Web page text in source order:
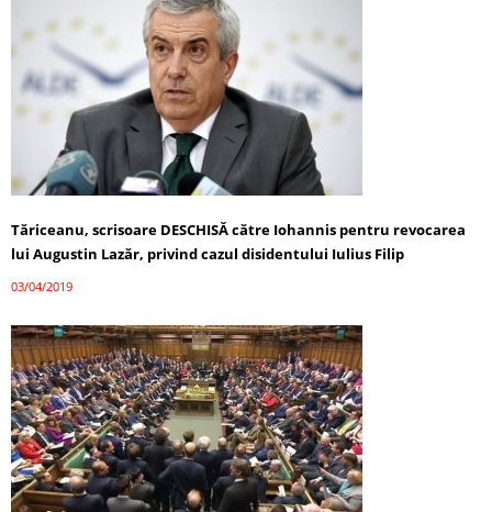
Tăriceanu, scrisoare DESCHISĂ către Iohannis pentru revocarea
lui Augustin Lazăr, privind cazul disidentului Iulius Filip
03/04/2019